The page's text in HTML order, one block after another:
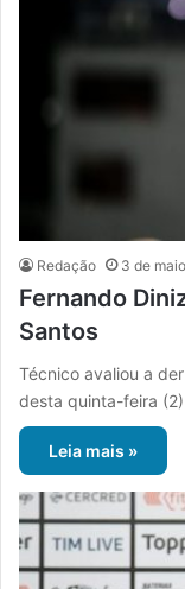
Redação 3 de
Fernando
Santos
Técnico avaliou a
desta quinta-feira
Leia mais »